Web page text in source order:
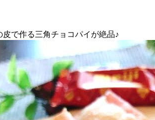
で作る三角チョコパイが絶品♪